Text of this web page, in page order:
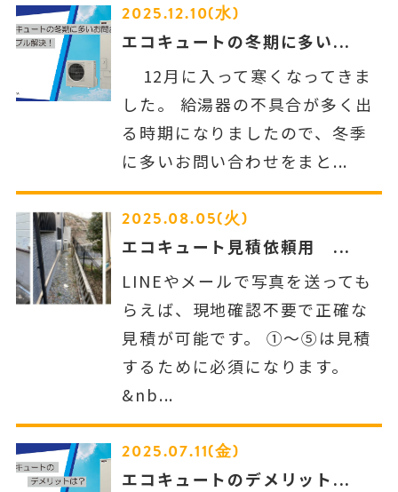
2025.12.10(水)
エコキュートの冬期に多い...
12月に入って寒くなってきま
した。 給湯器の不具合が多く出
る時期になりましたので、冬季
に多いお問い合わせをまと...
2025.08.05(火)
エコキュート見積依頼用 ...
LINEやメールで写真を送っても
らえば、現地確認不要で正確な
見積が可能です。 ①～⑤は見積
するために必須になります。
&nb...
2025.07.11(金)
エコキュートのデメリット...